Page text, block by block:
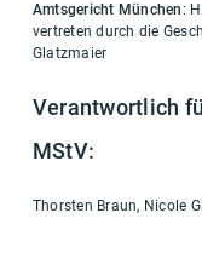
Amtsgericht München:
vertreten durch die
Glatzmaier
Verantwortlich
MStV:
Thorsten Braun, Nicole